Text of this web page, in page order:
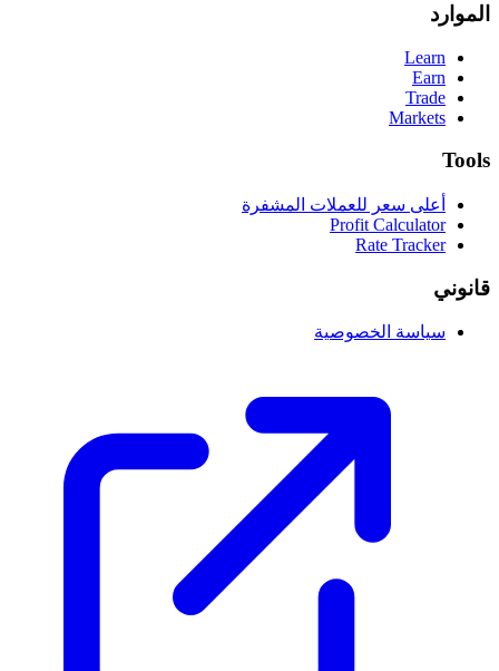
الموارد
Learn
Earn
Trade
Markets
Tools
أعلى سعر للعملات المشفرة
Profit Calculator
Rate Tracker
قانوني
سياسة الخصوصية